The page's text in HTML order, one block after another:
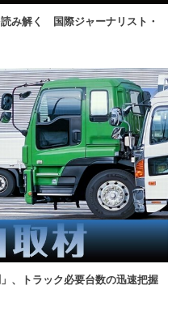
読み解く 国際ジャーナリスト・
、トラック必要台数の迅速把握